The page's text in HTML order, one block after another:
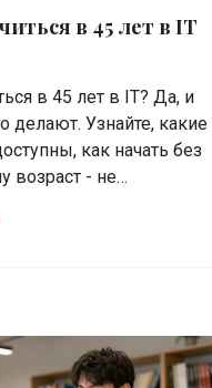
в 45 лет в IT
в 45 лет в IT? Да, и
делают. Узнайте, какие
как начать без
возраст - не